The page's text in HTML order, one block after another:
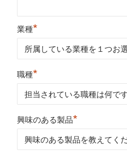
業種*
職種*
興味のある製品*